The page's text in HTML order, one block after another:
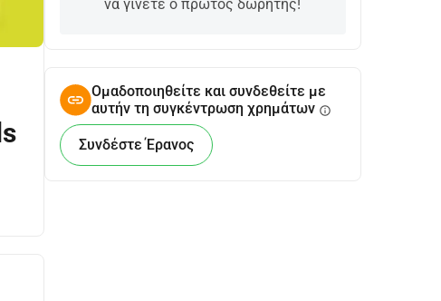
να γίνετε ο πρώτος δωρητής!
Ομαδοποιηθείτε και συνδεθείτε με
αυτήν τη συγκέντρωση χρημάτων info
Συνδέστε Έρανος